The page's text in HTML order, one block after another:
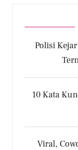
Polisi
10 Kata
Viral,